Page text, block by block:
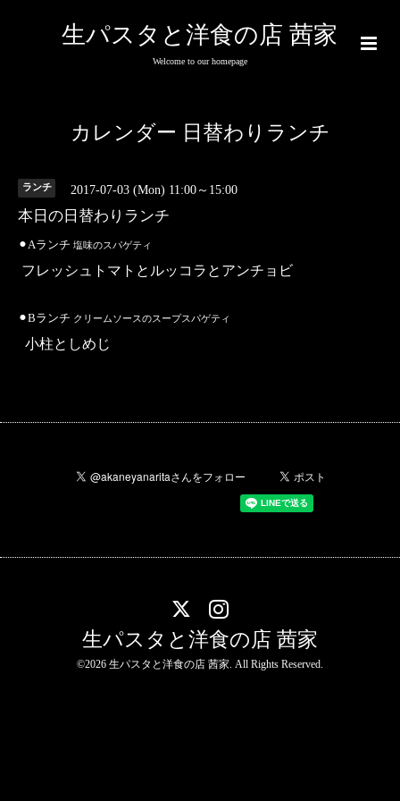
生パスタと洋食の店 茜家
Welcome to our homepage
カレンダー 日替わりランチ
ランチ 2017-07-03 (Mon) 11:00～15:00
本日の日替わりランチ
⚫︎Aランチ 塩味のスパゲティ
フレッシュトマトとルッコラとアンチョビ
⚫︎Bランチ クリームソースのスープスパゲティ
小柱としめじ
生パスタと洋食の店 茜家
©2026 生パスタと洋食の店 茜家. All Rights Reserved.